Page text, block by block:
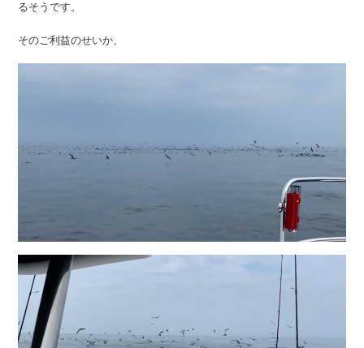
るそうです。
そのご利益のせいか、